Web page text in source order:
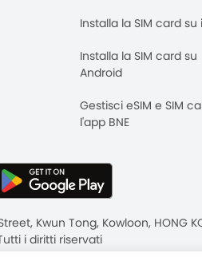
Installa la SIM card su
Installa la SIM card su
Android
Gestisci eSIM e SIM
l'app BNE
Kwun Tong, Kowloon, HONG
Tutti i diritti riservati